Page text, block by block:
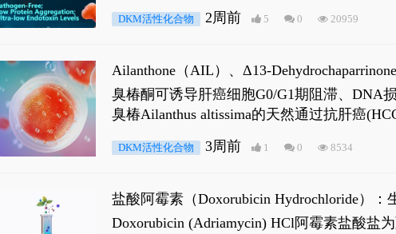
DKM活性化合物 2周前 5 0 20959
Ailanthone（AIL）、Δ13-
臭椿酮可诱导肝癌细胞G0/G1期阻滞、DNA
臭椿Ailanthus altissima的天然通过抗肝癌
是全长 Androgen Receptor (AR-FL)和组成型
DKM活性化合物 3周前 1 0 8534
盐酸阿霉素（Doxorubicin Hydrochloride）
Doxorubicin (Adriamycin) HCl阿霉素盐酸盐